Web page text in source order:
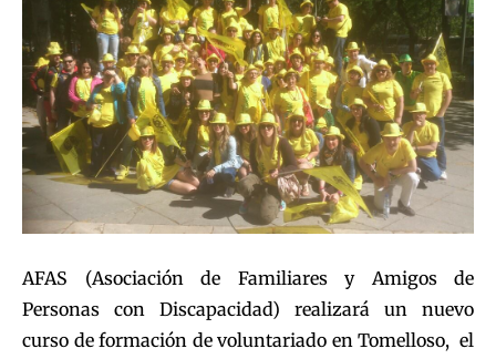
AFAS (Asociación de Familiares y Amigos de
Personas con Discapacidad) realizará un nuevo
curso de formación de voluntariado en Tomelloso, el